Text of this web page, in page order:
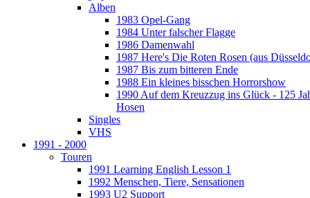
Alben
1983 Opel-Gang
1984 Unter falscher Flagge
1986 Damenwahl
1987 Here's Die Roten Rosen (aus
1987 Bis zum bitteren Ende
1988 Ein kleines bisschen Horrorshow
1990 Auf dem Kreuzzug ins Glück - 125
Hosen
Singles
VHS
1991 - 2000
Touren
1991 Learning English Lesson 1
1992 Menschen, Tiere, Sensationen
1993 U2 Support